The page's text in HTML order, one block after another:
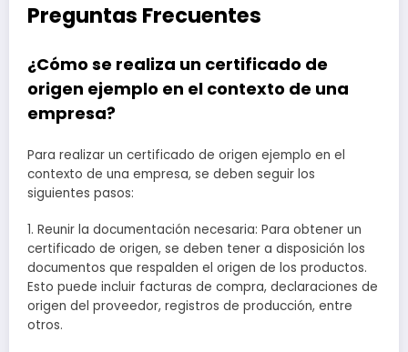
Preguntas Frecuentes
¿Cómo se realiza un certificado de
origen ejemplo en el contexto de una
empresa?
Para realizar un certificado de origen ejemplo en el
contexto de una empresa, se deben seguir los
siguientes pasos:
1. Reunir la documentación necesaria: Para obtener un
certificado de origen, se deben tener a disposición los
documentos que respalden el origen de los productos.
Esto puede incluir facturas de compra, declaraciones de
origen del proveedor, registros de producción, entre
otros.